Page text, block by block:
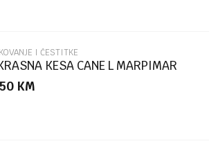
I ČESTITKE
KESA CANE L MARPIMAR
KM